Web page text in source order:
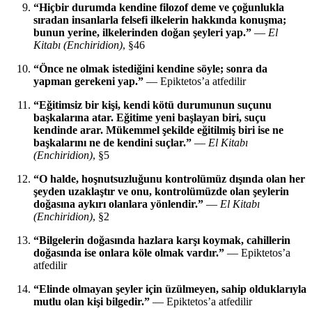
“Hiçbir durumda kendine filozof deme ve çoğunlukla
sıradan insanlarla felsefi ilkelerin hakkında konuşma;
bunun yerine, ilkelerinden doğan şeyleri yap.” — El
Kitabı (Enchiridion), §46
“Önce ne olmak istediğini kendine söyle; sonra da
yapman gerekeni yap.” — Epiktetos’a atfedilir
“Eğitimsiz bir kişi, kendi kötü durumunun suçunu
başkalarına atar. Eğitime yeni başlayan biri, suçu
kendinde arar. Mükemmel şekilde eğitilmiş biri ise ne
başkalarını ne de kendini suçlar.” — El Kitabı
(Enchiridion), §5
“O halde, hoşnutsuzluğunu kontrolümüz dışında olan her
şeyden uzaklaştır ve onu, kontrolümüzde olan şeylerin
doğasına aykırı olanlara yönlendir.” — El Kitabı
(Enchiridion), §2
“Bilgelerin doğasında hazlara karşı koymak, cahillerin
doğasında ise onlara köle olmak vardır.” — Epiktetos’a
atfedilir
“Elinde olmayan şeyler için üzülmeyen, sahip olduklarıyla
mutlu olan kişi bilgedir.” — Epiktetos’a atfedilir